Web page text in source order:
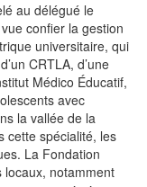
au délégué le
confier la gestion
universitaire, qui
CRTLA, d’une
Médico Éducatif,
avec
la vallée de la
cette spécialité, les
La Fondation
locaux, notamment